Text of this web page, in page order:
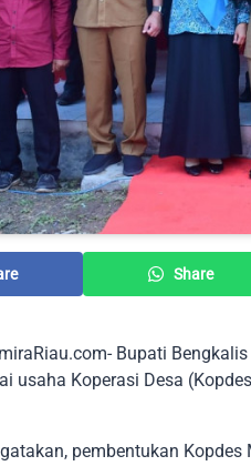
Share
Bupati
usaha Koperasi Desa
pembentukan